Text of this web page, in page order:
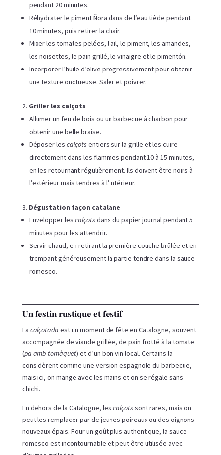
pendant 20 minutes.
Réhydrater le piment Ñora dans de l’eau tiède pendant
10 minutes, puis retirer la chair.
Mixer les tomates pelées, l’ail, le piment, les amandes,
les noisettes, le pain grillé, le vinaigre et le pimentón.
Incorporer l’huile d’olive progressivement pour obtenir
une texture onctueuse. Saler et poivrer.
Griller les calçots
Allumer un feu de bois ou un barbecue à charbon pour
obtenir une belle braise.
Déposer les calçots entiers sur la grille et les cuire
directement dans les flammes pendant 10 à 15 minutes,
en les retournant régulièrement. Ils doivent être noirs à
l’extérieur mais tendres à l’intérieur.
Dégustation façon catalane
Envelopper les calçots dans du papier journal pendant 5
minutes pour les attendrir.
Servir chaud, en retirant la première couche brûlée et en
trempant généreusement la partie tendre dans la sauce
romesco.
Un festin rustique et festif
La calçotada est un moment de fête en Catalogne, souvent
accompagnée de viande grillée, de pain frotté à la tomate
(pa amb tomàquet) et d’un bon vin local. Certains la
considèrent comme une version espagnole du barbecue,
mais ici, on mange avec les mains et on se régale sans
chichi.
En dehors de la Catalogne, les calçots sont rares, mais on
peut les remplacer par de jeunes poireaux ou des oignons
nouveaux épais. Pour un goût plus authentique, la sauce
romesco est incontournable et peut être utilisée avec